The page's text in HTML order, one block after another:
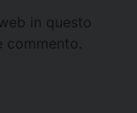
in questo